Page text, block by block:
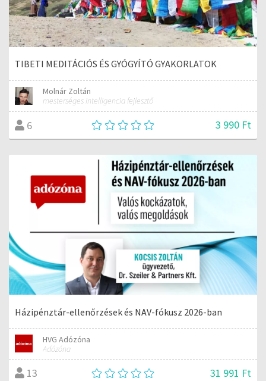
TIBETI MEDITÁCIÓS ÉS GYÓGYÍTÓ GYAKORLATOK
Molnár Zoltán
mesterséges intelligencia fejlesztő
6 3 990 Ft
Házipénztár-ellenőrzések és NAV-fókusz 2026-ban
HVG Adózóna
Adózóna
13 31 991 Ft